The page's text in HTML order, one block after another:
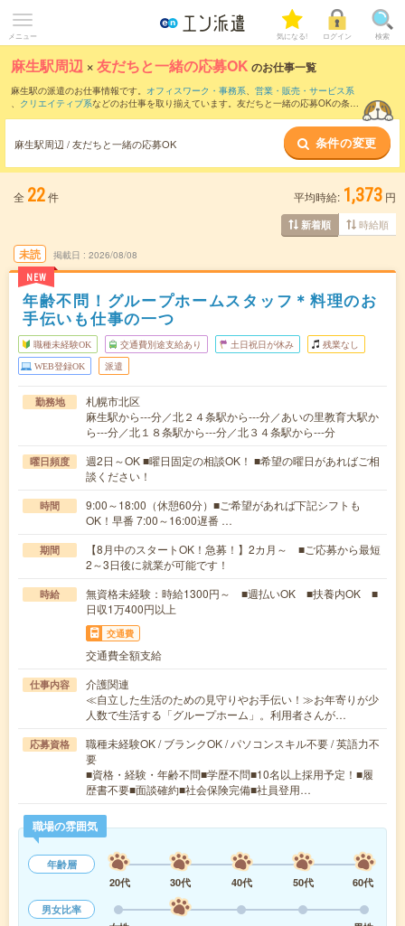
メニュー 気になる! ログイン 検索
麻生駅周辺 ×友だちと一緒の応募OK のお仕事一覧
麻生駅の派遣のお仕事情報です。 オフィスワーク・事務系、 営業・販売・サービス系
、 クリエイティブ系などのお仕事を取り揃えています。友だちと一緒の応募OKの条件
麻生駅周辺 / 友だちと一緒の応募OK 条件の変更
全 22件 平均時給: 1,373 円
新着順 時給順
未読
NEW
掲載日 2026/08/08
年齢不問！グループホームスタッフ＊料理のお
手伝いも仕事の一つ
職種未経験OK 交通費別途支給あり 土日祝日が休み 残業なし
WEB登録OK 派遣
勤務地
札幌市北区
麻生駅から---分／北２４条駅から---分／あいの里教育大駅か
ら---分／北１８条駅から---分／北３４条駅から---分
曜日頻度
週2日～OK ■曜日固定の相談OK！ ■希望の曜日があればご相
談ください！
時間
9:00～18:00（休憩60分）■ご希望があれば下記シフトも
OK！早番 7:00～16:00遅番 …
期間
【8月中のスタートOK！急募！】2カ月～ ■ご応募から最短
2～3日後に就業が可能です！
時給
無資格未経験：時給1300円～ ■週払いOK ■扶養内OK ■
日収1万400円以上
交通費
交通費全額支給
仕事内容
介護関連
≪自立した生活のための見守りやお手伝い！≫お年寄りが少
人数で生活する「グループホーム」。利用者さんが…
応募資格
職種未経験OK / ブランクOK / パソコンスキル不要 / 英語力不
要
■資格・経験・年齢不問■学歴不問■10名以上採用予定！■履
歴書不要■面談確約■社会保険完備■社員登用…
職場の雰囲気
年齢層
20代
30代 40代 50代
60代
男女比率